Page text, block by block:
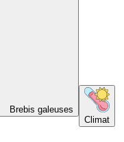
Brebis galeuses
Climat